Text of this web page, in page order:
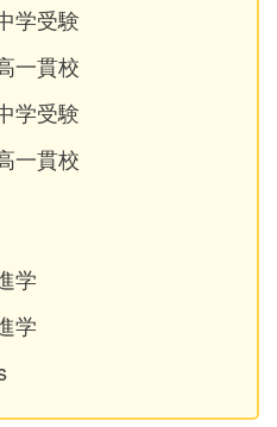
学受験
一貫校
学受験
一貫校
学
学